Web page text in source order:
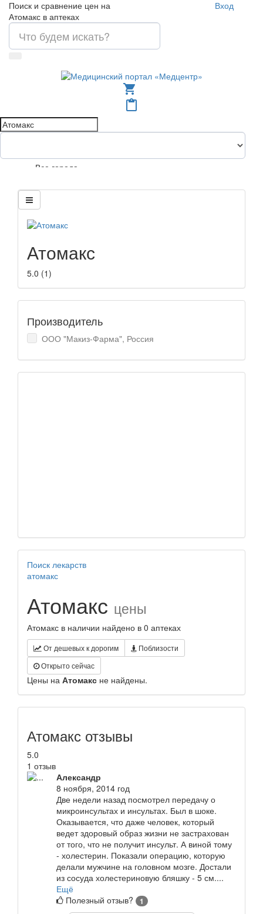
Поиск и сравнение цен на
Атомакс в аптеках
Вход
shopping_cart
content_paste
Все города
Атомакс
5.0 (1)
Производитель
ООО "Макиз-Фарма", Россия
Поиск лекарств
атомакс
Атомакс цены
Атомакс в наличии найдено в 0 аптеках
От дешевых к дорогим
Поблизости
Открыто сейчас
Цены на Атомакс не найдены.
Атомакс отзывы
5.0
1 отзыв
Александр
8 ноября, 2014 год
Две недели назад посмотрел передачу о
микроинсультах и инсультах. Был в шоке.
Оказывается, что даже человек, который
ведет здоровый образ жизни не застрахован
от того, что не получит инсульт. А виной тому
- холестерин. Показали операцию, которую
делали мужчине на головном мозге. Достали
из сосуда холестериновую бляшку - 5 см....
Ещё
Полезный отзыв?
1